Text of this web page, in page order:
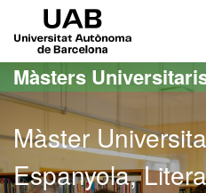
Ves al contingut principal
Ves a la navegació de la pàgina
Màsters
Màster
Espanyola,